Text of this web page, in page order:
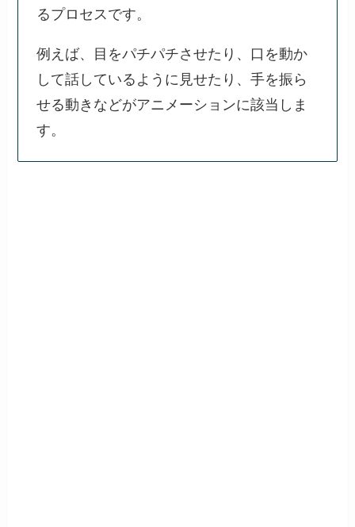
るプロセスです。
例えば、目をパチパチさせたり、口を動か
して話しているように見せたり、手を振ら
せる動きなどがアニメーションに該当しま
す。